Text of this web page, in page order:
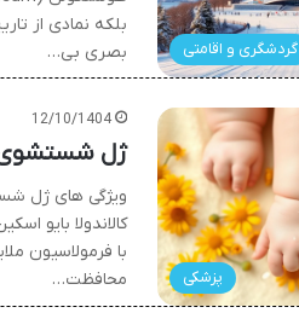
گردشگری و اقامتی
بلکه نمادی از
بصری بی…
پزشکی
12/10/1404
ژل شستشوی
ویژگی های ژل
کالاندولا بایو
با فرمولاسیون
محافظت…